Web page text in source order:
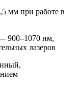
мм при работе в
900–1070 нм,
лазеров